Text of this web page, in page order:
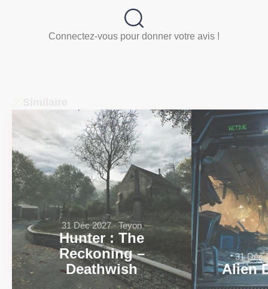
Connectez-vous pour donner votre avis !
Hunter : The
Reckoning –
Deathwish
31 Déc 2027 ∙ Teyon
Alien
31 Déc